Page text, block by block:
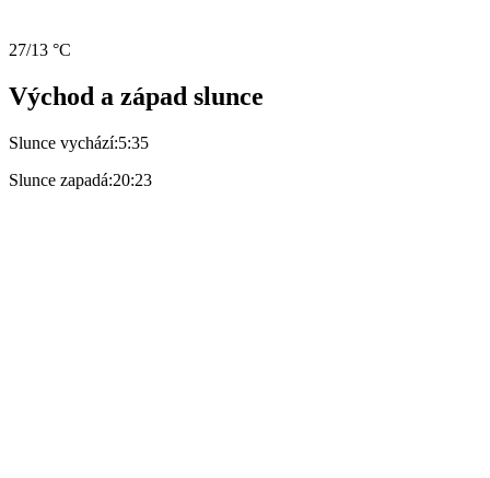
27/13 °C
Východ a západ slunce
Slunce vychází:5:35
Slunce zapadá:20:23